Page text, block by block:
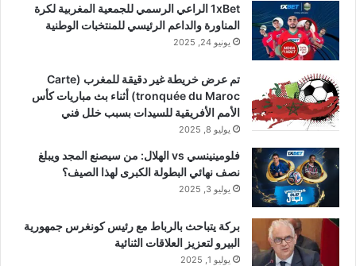
1xBet الراعي الرسمي للجمعية المغربية لكرة
المناورة والداعم الرئيسي للمنتخبات الوطنية
يونيو 24, 2025
تم عرض خريطة غير دقيقة للمغرب (Carte
tronquée du Maroc) أثناء بث مباريات كأس
الأمم الأفريقية للسيدات بسبب خلل فني
يوليو 8, 2025
فلومينينسي vs الهلال: من سيصنع المجد ويبلغ
نصف نهائي البطولة الكبرى لهذا الصيف؟
يوليو 3, 2025
بركة يتباحث بالرباط مع رئيس كونغرس جمهورية
البيرو لتعزيز العلاقات الثنائية
يوليو 1, 2025